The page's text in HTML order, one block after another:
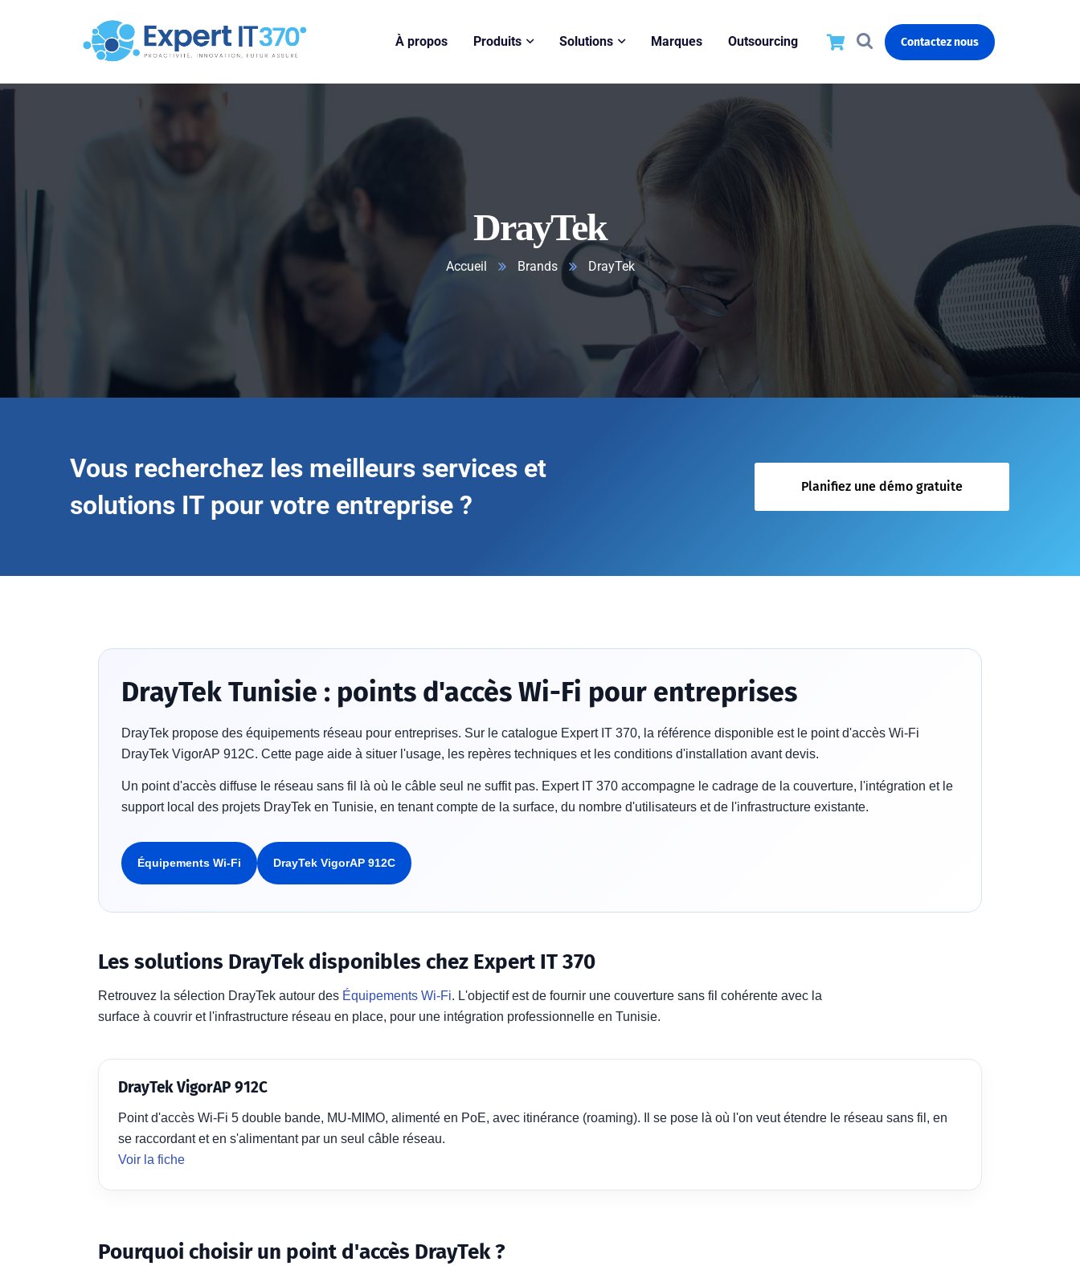
À propos Produits Solutions Marques Outsourcing Contactez nous
DrayTek
Accueil Brands DrayTek
Vous recherchez les meilleurs services et
solutions IT pour votre entreprise ?
Planifiez une démo gratuite
DrayTek Tunisie : points d'accès Wi-Fi pour entreprises
DrayTek propose des équipements réseau pour entreprises. Sur le catalogue Expert IT 370, la référence disponible est le point d'accès Wi-Fi
DrayTek VigorAP 912C. Cette page aide à situer l'usage, les repères techniques et les conditions d'installation avant devis.
Un point d'accès diffuse le réseau sans fil là où le câble seul ne suffit pas. Expert IT 370 accompagne le cadrage de la couverture, l'intégration et le
support local des projets DrayTek en Tunisie, en tenant compte de la surface, du nombre d'utilisateurs et de l'infrastructure existante.
Équipements Wi-Fi DrayTek VigorAP 912C
Les solutions DrayTek disponibles chez Expert IT 370
Retrouvez la sélection DrayTek autour des Équipements Wi-Fi. L'objectif est de fournir une couverture sans fil cohérente avec la
surface à couvrir et l'infrastructure réseau en place, pour une intégration professionnelle en Tunisie.
DrayTek VigorAP 912C
Point d'accès Wi-Fi 5 double bande, MU-MIMO, alimenté en PoE, avec itinérance (roaming). Il se pose là où l'on veut étendre le réseau sans fil, en
se raccordant et en s'alimentant par un seul câble réseau.
Voir la fiche
Pourquoi choisir un point d'accès DrayTek ?